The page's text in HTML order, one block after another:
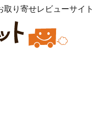
り寄せレビューサイト